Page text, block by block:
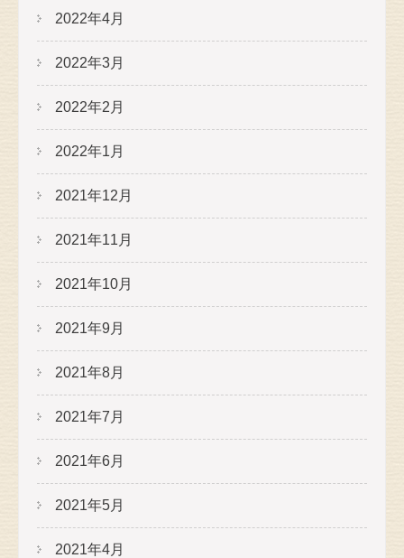
2022年4月
2022年3月
2022年2月
2022年1月
2021年12月
2021年11月
2021年10月
2021年9月
2021年8月
2021年7月
2021年6月
2021年5月
2021年4月